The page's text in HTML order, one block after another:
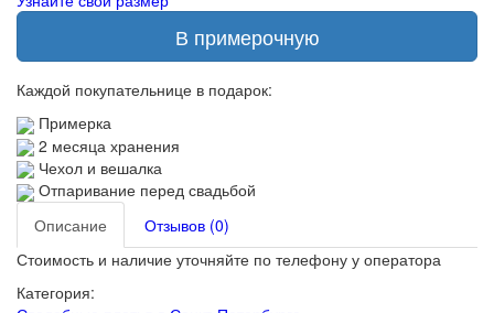
В примерочную
Каждой покупательнице в подарок:
Примерка
2 месяца хранения
Чехол и вешалка
Отпаривание перед свадьбой
Описание
Отзывов (0)
Стоимость и наличие уточняйте по телефону у оператора
Категория: